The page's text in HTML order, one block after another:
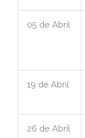
05 de Abril
19 de Abril
26 de Abril